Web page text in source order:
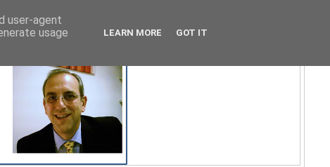
user-agent
usage
LEARN MORE GOT IT